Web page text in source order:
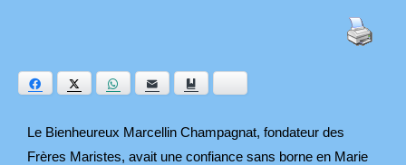
Facebook Twitter WhatsAppE-mail
Le Bienheureux Marcellin Champagnat, fondateur des
Frères Maristes, avait une confiance sans borne en Marie